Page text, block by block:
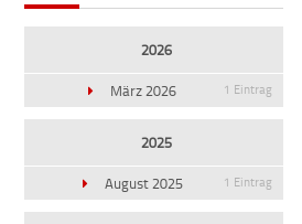
2026
März 2026 1 Eintrag
2025
August 2025 1 Eintrag